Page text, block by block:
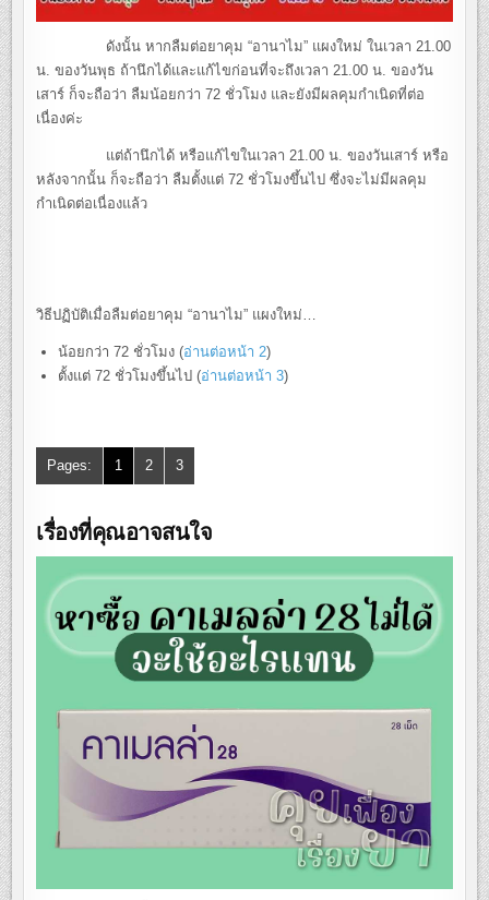
ดังนั้น หากลืมต่อยาคุม “อานาไม” แผงใหม่ ในเวลา 21.00
น. ของวันพุธ ถ้านึกได้และแก้ไขก่อนที่จะถึงเวลา 21.00 น. ของวัน
เสาร์ ก็จะถือว่า ลืมน้อยกว่า 72 ชั่วโมง และยังมีผลคุมกำเนิดที่ต่อ
เนื่องค่ะ
แต่ถ้านึกได้ หรือแก้ไขในเวลา 21.00 น. ของวันเสาร์ หรือ
หลังจากนั้น ก็จะถือว่า ลืมตั้งแต่ 72 ชั่วโมงขึ้นไป ซึ่งจะไม่มีผลคุม
กำเนิดต่อเนื่องแล้ว
วิธีปฏิบัติเมื่อลืมต่อยาคุม “อานาไม” แผงใหม่…
น้อยกว่า 72 ชั่วโมง (อ่านต่อหน้า 2)
ตั้งแต่ 72 ชั่วโมงขึ้นไป (อ่านต่อหน้า 3)
Pages: 1 2 3
เรื่องที่คุณอาจสนใจ